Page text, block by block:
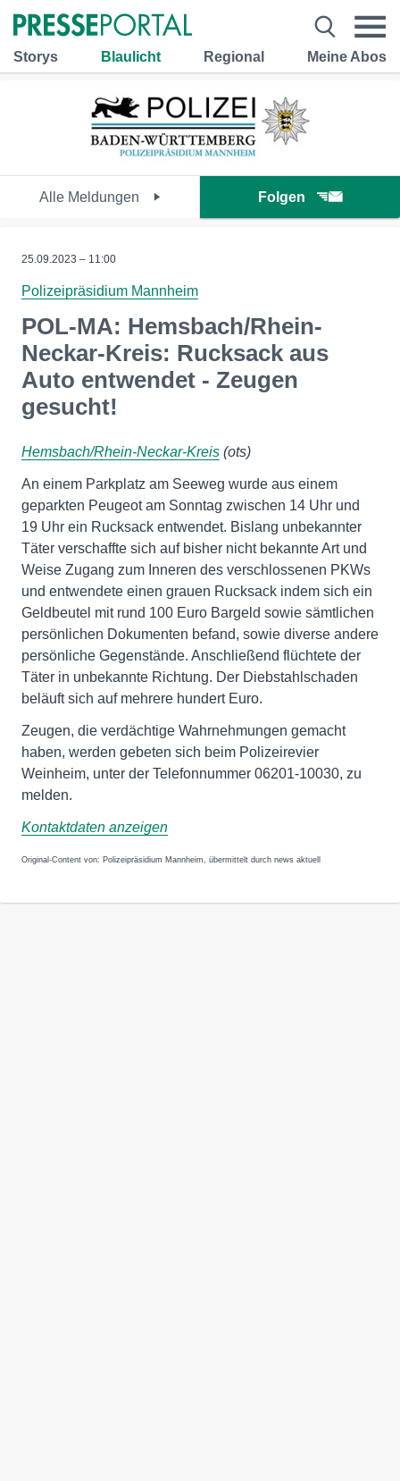
Storys Blaulicht Regional Meine Abos
Alle Meldungen Folgen
25.09.2023 – 11:00
Polizeipräsidium Mannheim
POL-MA: Hemsbach/Rhein-
Neckar-Kreis: Rucksack aus
Auto entwendet - Zeugen
gesucht!
Hemsbach/Rhein-Neckar-Kreis (ots)
An einem Parkplatz am Seeweg wurde aus einem
geparkten Peugeot am Sonntag zwischen 14 Uhr und
19 Uhr ein Rucksack entwendet. Bislang unbekannter
Täter verschaffte sich auf bisher nicht bekannte Art und
Weise Zugang zum Inneren des verschlossenen PKWs
und entwendete einen grauen Rucksack indem sich ein
Geldbeutel mit rund 100 Euro Bargeld sowie sämtlichen
persönlichen Dokumenten befand, sowie diverse andere
persönliche Gegenstände. Anschließend flüchtete der
Täter in unbekannte Richtung. Der Diebstahlschaden
beläuft sich auf mehrere hundert Euro.
Zeugen, die verdächtige Wahrnehmungen gemacht
haben, werden gebeten sich beim Polizeirevier
Weinheim, unter der Telefonnummer 06201-10030, zu
melden.
Kontaktdaten anzeigen
Original-Content von: Polizeipräsidium Mannheim, übermittelt durch news aktuell